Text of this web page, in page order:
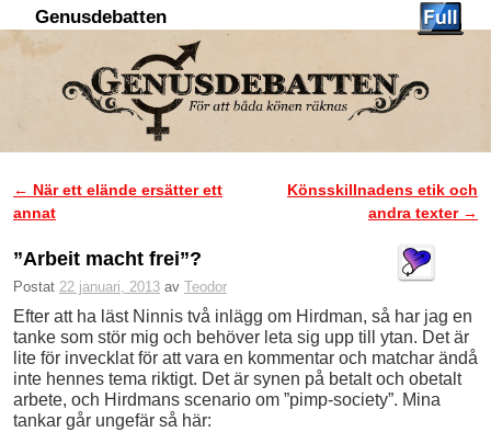
Genusdebatten
Inläggsnavigering
← När ett elände ersätter ett
annat
Könsskillnadens etik och
andra texter →
”Arbeit macht frei”?
Postat 22 januari, 2013 av Teodor
Efter att ha läst Ninnis två inlägg om Hirdman, så har jag en
tanke som stör mig och behöver leta sig upp till ytan. Det är
lite för invecklat för att vara en kommentar och matchar ändå
inte hennes tema riktigt. Det är synen på betalt och obetalt
arbete, och Hirdmans scenario om ”pimp-society”. Mina
tankar går ungefär så här: